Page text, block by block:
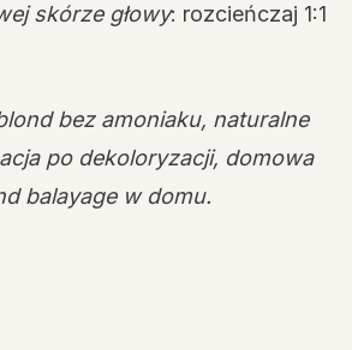
skórze głowy: rozcieńczaj 1:1
bez amoniaku, naturalne
po dekoloryzacji, domowa
balayage w domu.